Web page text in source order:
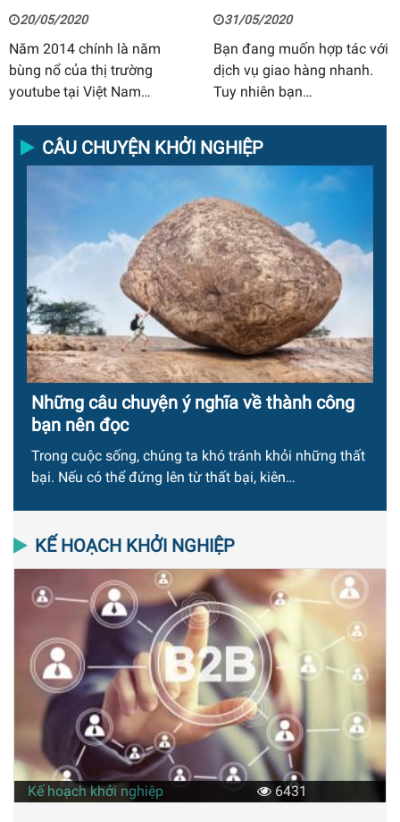
20/05/2020
Năm 2014 chính là năm
bùng nổ của thị trường
youtube tại Việt Nam…
31/05/2020
Bạn đang muốn hợp tác với
dịch vụ giao hàng nhanh.
Tuy nhiên bạn…
CÂU CHUYỆN KHỞI NGHIỆP
Những câu chuyện ý nghĩa về thành công
bạn nên đọc
Trong cuộc sống, chúng ta khó tránh khỏi những thất
bại. Nếu có thể đứng lên từ thất bại, kiên…
KẾ HOẠCH KHỞI NGHIỆP
Kế hoạch khởi nghiệp 6431